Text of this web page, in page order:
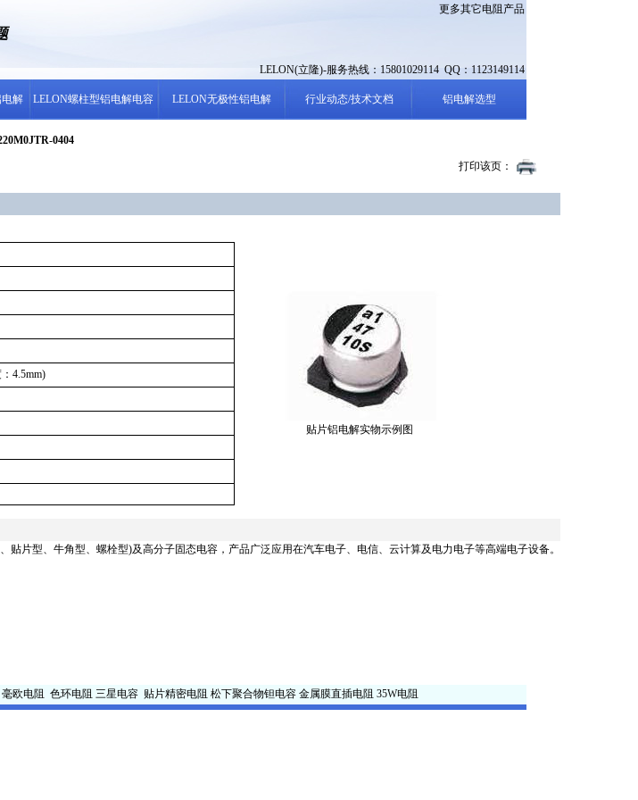
更多其它电阻产品
LELON(立隆)-服务热线：15801029114 QQ：1123149114
解 LELON螺柱型铝电解电容 LELON无极性铝电解 行业动态/技术文档 铝电解选型
0404
打印该页：
4.5mm)
贴片铝电解实物示例图
贴片型、牛角型、螺栓型)及高分子固态电容，产品广泛应用在汽车电子、电信、云计算及电力电子等高端电子设备。
毫欧电阻 色环电阻 三星电容 贴片精密电阻 松下聚合物钽电容 金属膜直插电阻 35W电阻